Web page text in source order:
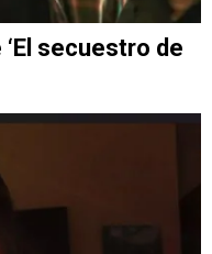
secuestro de